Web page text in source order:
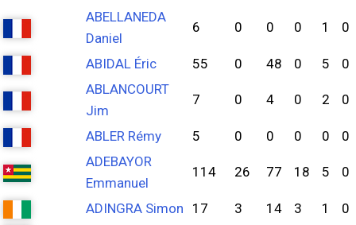
ABELLANEDA
Daniel
6 0 0 0 1 0
ABIDAL Éric 55 0 48 0 5
0
ABLANCOURT
Jim
7 0 4 0 2 0
ABLER Rémy 5 0 0 0 0
0
ADEBAYOR
Emmanuel
114 26 77 18 5 0
ADINGRA Simon 17 3 14 3 1
0